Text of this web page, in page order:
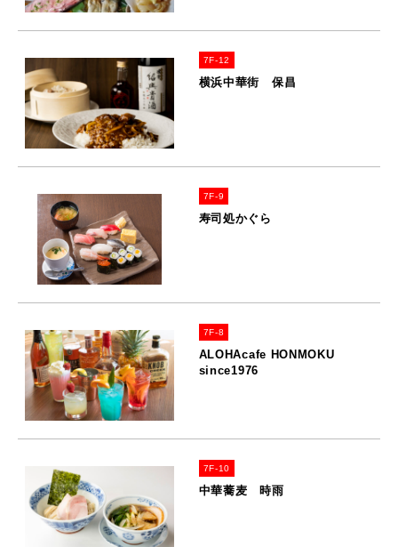
7F-12
横浜中華街 保昌
7F-9
寿司処かぐら
7F-8
ALOHAcafe HONMOKU
since1976
7F-10
中華蕎麦 時雨